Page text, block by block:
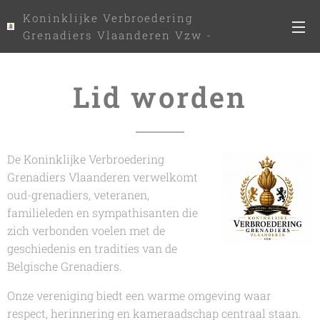
Koninklijke Verbroedering
Grenadiers Vlaanderen Vzw -
www.kvgv.be
Lid worden
De Koninklijke Verbroedering
Grenadiers Vlaanderen verwelkomt
oud-grenadiers, veteranen,
familieleden en sympathisanten die
zich verbonden voelen met de
geschiedenis en tradities van de
Belgische Grenadiers.
Onze vereniging biedt een warme omgeving waar
respect, herinnering en kameraadschap centraal staan.